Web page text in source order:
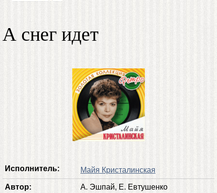
А снег идет
Исполнитель: Майя Кристалинская
Автор: А. Эшпай, Е. Евтушенко